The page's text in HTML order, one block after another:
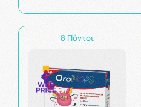
8 Πόντοι